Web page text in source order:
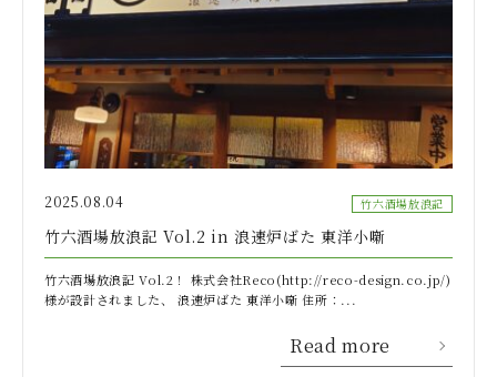
2025.08.04 竹六酒場放浪記
竹六酒場放浪記 Vol.2 in 浪速炉ばた 東洋小噺
竹六酒場放浪記 Vol.2！ 株式会社Reco(http://reco-design.co.jp/)
様が設計されました、 浪速炉ばた 東洋小噺 住所：...
Read more